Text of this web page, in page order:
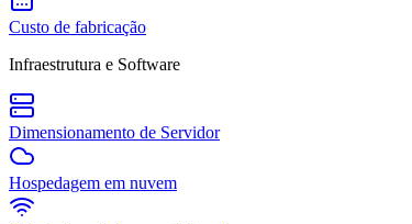
Custo de fabricação
Infraestrutura e Software
Dimensionamento de Servidor
Hospedagem em nuvem